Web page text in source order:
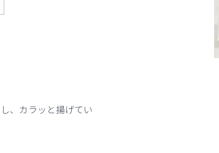
、カラッと揚げてい